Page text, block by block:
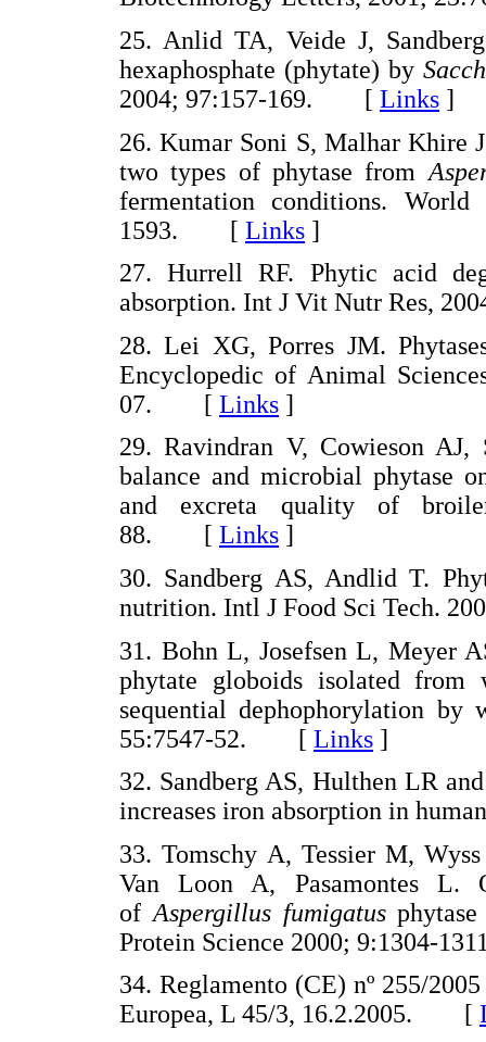
25. Anlid TA, Veide J,
hexaphosphate (phytate) by
2004; 97:157-169. [ Links ]
26. Kumar Soni S, Malhar Khire
two types of phytase from
fermentation conditions.
1593. [ Links ]
27. Hurrell RF. Phytic acid
absorption. Int J Vit Nutr Res,
28. Lei XG, Porres JM.
Encyclopedic of Animal
07. [ Links ]
29. Ravindran V, Cowieson
balance and microbial phytase
and excreta quality of
88. [ Links ]
30. Sandberg AS, Andlid T.
nutrition. Intl J Food Sci Tech.
31. Bohn L, Josefsen L, Meyer
phytate globoids isolated from
sequential dephophorylation by
55:7547-52. [ Links ]
32. Sandberg AS, Hulthen LR
increases iron absorption in
33. Tomschy A, Tessier M,
Van Loon A, Pasamontes L.
of Aspergillus fumigatus
Protein Science 2000;
34. Reglamento (CE) nº 255/
Europea, L 45/3, 16.2.2005. [